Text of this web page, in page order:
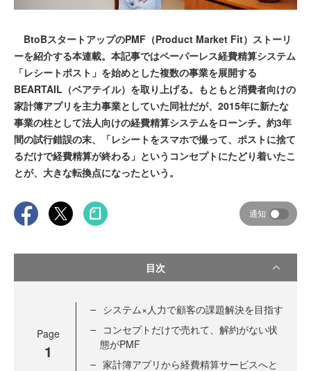
BtoBスタートアップのPMF（Product Market Fit）ストーリ
ーを紹介する本連載。本記事ではペーパーレス経費精算システム
「レシートポスト」を始めとした複数の事業を展開する
BEARTAIL（ベアテイル）を取り上げる。もともと消費者向けの
家計簿アプリを主力事業としていた同社だが、2015年に新たな
事業の柱として法人向けの経費精算システムをローンチ。約3年
間の試行錯誤の末、「レシートをスマホで撮って、ポストに捨て
るだけで経費精算が終わる」というコンセプトにたどり着いたこ
とが、大きな転換点になったという。
通知
目次
Page
1
システム×人力で顧客の課題解決を目指す
コンセプトだけで売れて、解約がない状
態がPMF
家計簿アプリから経費精算サービスへと